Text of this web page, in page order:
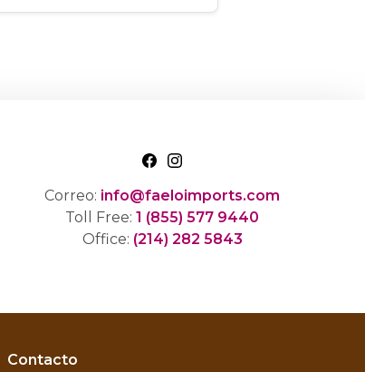
Correo: info@faeloimports.com
Toll Free: 1 (855) 577 9440
Office: (214) 282 5843
Contacto